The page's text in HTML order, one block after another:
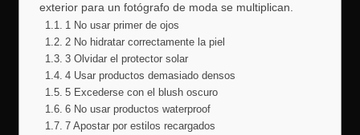
exterior para un fotógrafo de moda se multiplican.
1 No usar primer de ojos
2 No hidratar correctamente la piel
3 Olvidar el protector solar
4 Usar productos demasiado densos
5 Excederse con el blush oscuro
6 No usar productos waterproof
7 Apostar por estilos recargados